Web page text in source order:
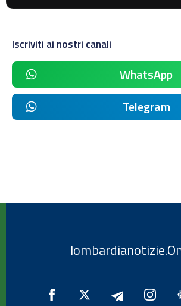
Iscriviti ai nostri canali
WhatsApp
Telegram